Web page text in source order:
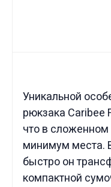
Уникальной
рюкзака Caribee
что в сложенном
минимум места.
быстро он
компактной